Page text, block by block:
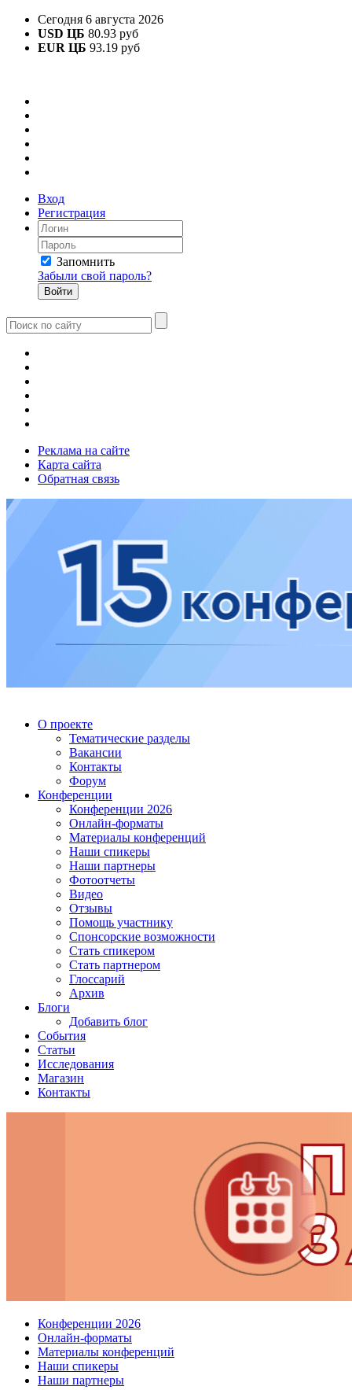
Сегодня 6 августа 2026
USD ЦБ 80.93 руб
EUR ЦБ 93.19 руб
Вход
Регистрация
Запомнить
Забыли свой пароль?
Реклама на сайте
Карта сайта
Обратная связь
О проекте
Тематические разделы
Вакансии
Контакты
Форум
Конференции
Конференции 2026
Онлайн-форматы
Материалы конференций
Наши спикеры
Наши партнеры
Фотоотчеты
Видео
Отзывы
Помощь участнику
Спонсорские возможности
Стать спикером
Стать партнером
Глоссарий
Архив
Блоги
Добавить блог
События
Статьи
Исследования
Магазин
Контакты
Конференции 2026
Онлайн-форматы
Материалы конференций
Наши спикеры
Наши партнеры